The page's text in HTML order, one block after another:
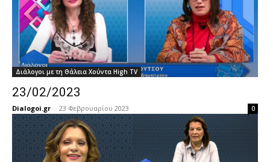
Διάλογοι με τη Θάλεια Χούντα High TV
23/02/2023
Dialogoi.gr - 23 Φεβρουαρίου 2023 0